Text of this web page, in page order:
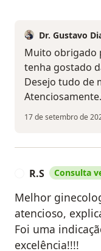
Dr. Gustavo
Muito obrigado
tenha gostado
Desejo tudo de
17 de setembro de
R.S Consulta
Melhor
atencioso,
Foi uma
excelência!!!!